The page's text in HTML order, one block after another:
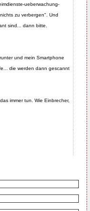
ueberwachung-
zu verbergen". Und
sind... dann bitte.
und mein Smartphone
die werden dann gescannt
immer tun. Wie Einbrecher,